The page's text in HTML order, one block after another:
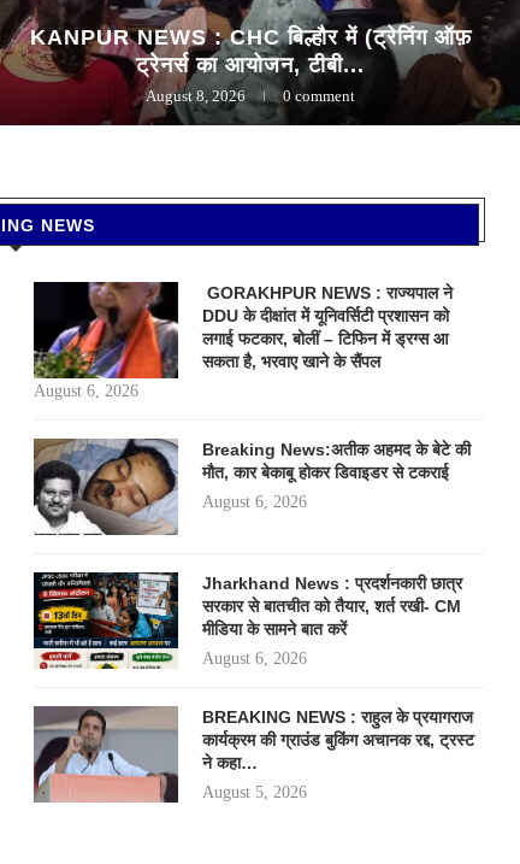
KANPUR NEWS : CHC बिल्हौर में (ट्रेनिंग ऑफ़
ट्रेनर्स का आयोजन, टीबी...
August 8, 2026 0 comment
NEWS
GORAKHPUR NEWS : राज्यपाल ने
DDU के दीक्षांत में यूनिवर्सिटी प्रशासन को
लगाई फटकार, बोलीं – टिफिन में ड्रग्स आ
सकता है, भरवाए खाने के सैंपल
August 6, 2026
Breaking News:अतीक अहमद के बेटे की
मौत, कार बेकाबू होकर डिवाइडर से टकराई
August 6, 2026
Jharkhand News : प्रदर्शनकारी छात्र
सरकार से बातचीत को तैयार, शर्त रखी- CM
मीडिया के सामने बात करें
August 6, 2026
BREAKING NEWS : राहुल के प्रयागराज
कार्यक्रम की ग्राउंड बुकिंग अचानक रद्द, ट्रस्ट
ने कहा…
August 5, 2026